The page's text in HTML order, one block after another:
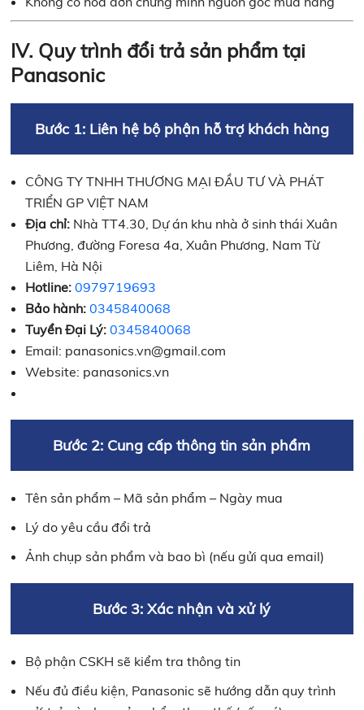
IV. Quy trình đổi trả sản phẩm tại
Panasonic
Bước 1: Liên hệ bộ phận hỗ trợ khách hàng
CÔNG TY TNHH THƯƠNG MẠI ĐẦU TƯ VÀ PHÁT
TRIỂN GP VIỆT NAM
Địa chỉ: Nhà TT4.30, Dự án khu nhà ở sinh thái Xuân
Phương, đường Foresa 4a, Xuân Phương, Nam Từ
Liêm, Hà Nội
Hotline:0979719693
Bảo hành:0345840068
Tuyển Đại Lý: 0345840068
Email: panasonics.vn@gmail.com
Website: panasonics.vn
Bước 2: Cung cấp thông tin sản phẩm
Tên sản phẩm – Mã sản phẩm – Ngày mua
Lý do yêu cầu đổi trả
Ảnh chụp sản phẩm và bao bì (nếu gửi qua email)
Bước 3: Xác nhận và xử lý
Bộ phận CSKH sẽ kiểm tra thông tin
Nếu đủ điều kiện, Panasonic sẽ hướng dẫn quy trình